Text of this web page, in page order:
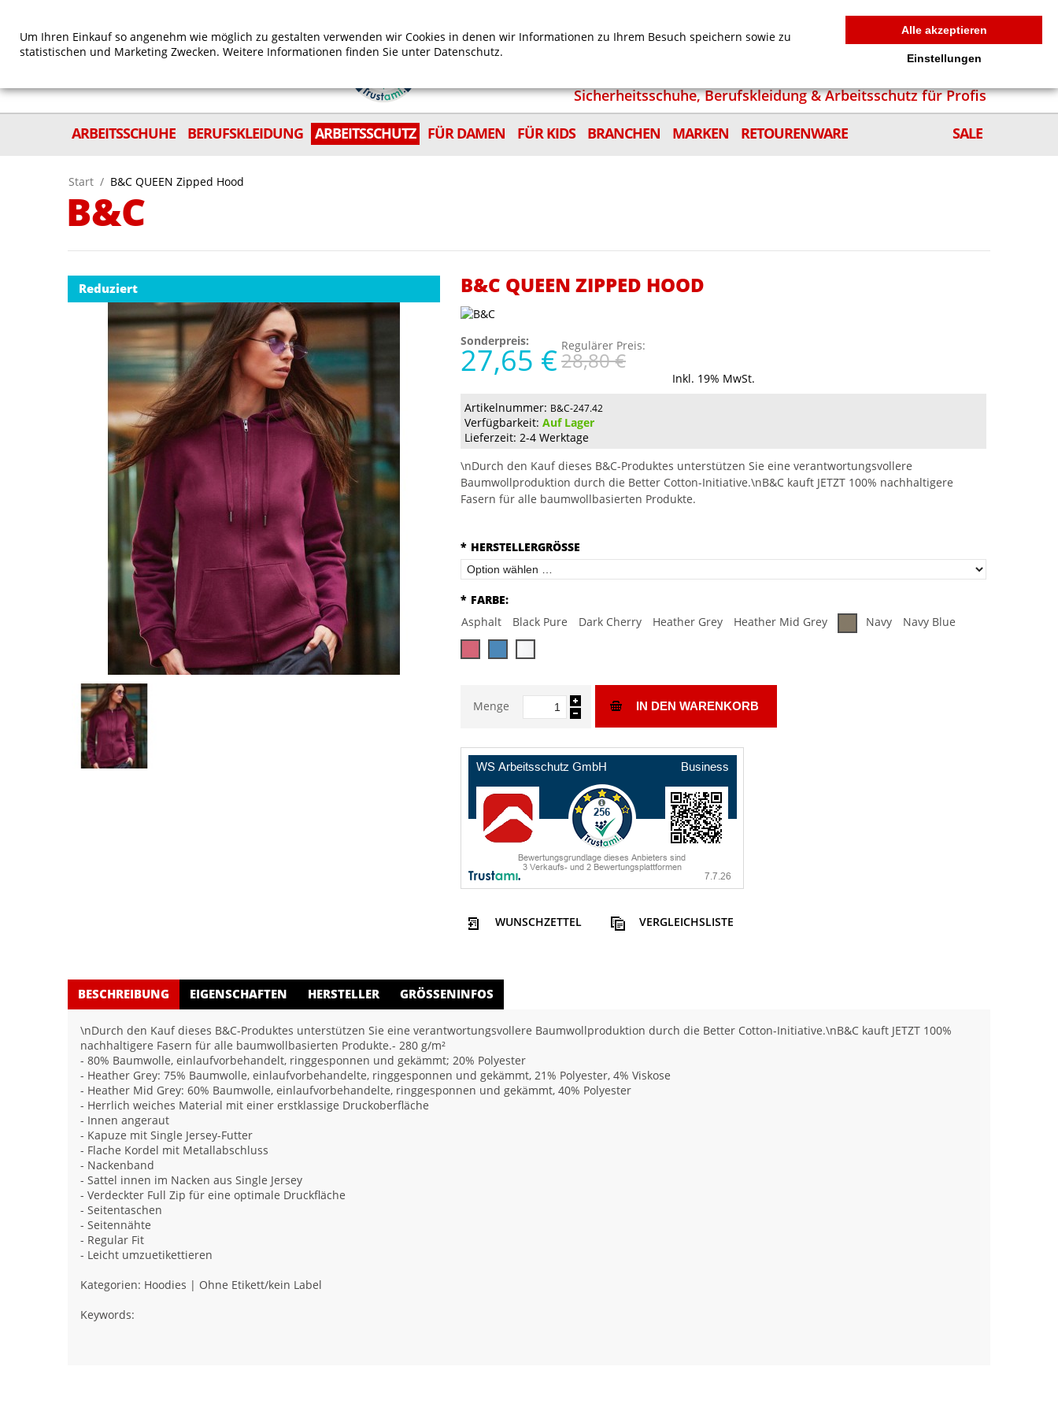
MEIN WARENKORB 0
Sicherheitsschuhe, Berufskleidung & Arbeitsschutz für Profis
ARBEITSSCHUHE
BERUFSKLEIDUNG ARBEITSSCHUTZ FÜR DAMEN FÜR KIDS BRANCHEN MARKEN RETOURENWARE SALE
Start / B&C QUEEN Zipped Hood
B&C
Reduziert B&C QUEEN ZIPPED HOOD
Sonderpreis:
27,65 € Regulärer Preis:
28,80 €
Inkl. 19% MwSt.
Artikelnummer: B&C-247.42
Verfügbarkeit: Auf Lager
Lieferzeit: 2-4 Werktage
\nDurch den Kauf dieses B&C-Produktes unterstützen Sie eine verantwortungsvollere
Baumwollproduktion durch die Better Cotton-Initiative.\nB&C kauft JETZT 100% nachhaltigere
Fasern für alle baumwollbasierten Produkte.
* HERSTELLERGRÖSSE
* FARBE:
Asphalt
Black Pure Dark Cherry Heather Grey Heather Mid Grey Navy Navy Blue
Menge IN DEN WARENKORB
WUNSCHZETTEL VERGLEICHSLISTE
BESCHREIBUNG EIGENSCHAFTEN HERSTELLER GRÖSSENINFOS
\nDurch den Kauf dieses B&C-Produktes unterstützen Sie eine verantwortungsvollere Baumwollproduktion durch die Better Cotton-Initiative.\nB&C kauft JETZT 100%
nachhaltigere Fasern für alle baumwollbasierten Produkte.- 280 g/m²
- 80% Baumwolle, einlaufvorbehandelt, ringgesponnen und gekämmt; 20% Polyester
- Heather Grey: 75% Baumwolle, einlaufvorbehandelte, ringgesponnen und gekämmt, 21% Polyester, 4% Viskose
- Heather Mid Grey: 60% Baumwolle, einlaufvorbehandelte, ringgesponnen und gekämmt, 40% Polyester
- Herrlich weiches Material mit einer erstklassige Druckoberfläche
- Innen angeraut
- Kapuze mit Single Jersey-Futter
- Flache Kordel mit Metallabschluss
- Nackenband
- Sattel innen im Nacken aus Single Jersey
- Verdeckter Full Zip für eine optimale Druckfläche
- Seitentaschen
- Seitennähte
- Regular Fit
- Leicht umzuetikettieren
Kategorien: Hoodies | Ohne Etikett/kein Label
Keywords:
Um Ihren Einkauf so angenehm wie möglich zu gestalten verwenden wir Cookies in denen wir Informationen zu Ihrem Besuch speichern sowie zu
statistischen und Marketing Zwecken. Weitere Informationen finden Sie unter Datenschutz.
Alle akzeptieren
Einstellungen